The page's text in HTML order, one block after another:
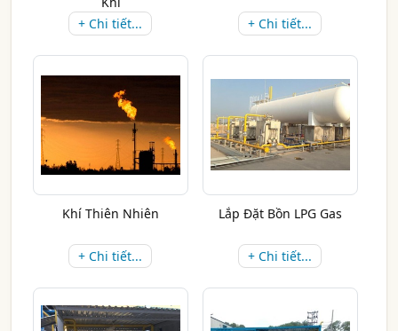
+ Chi tiết...
+ Chi tiết...
Khí Thiên Nhiên
+ Chi tiết...
Lắp Đặt Bồn LPG Gas
+ Chi tiết...